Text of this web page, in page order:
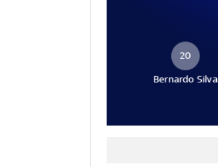
20
Bernardo Silva